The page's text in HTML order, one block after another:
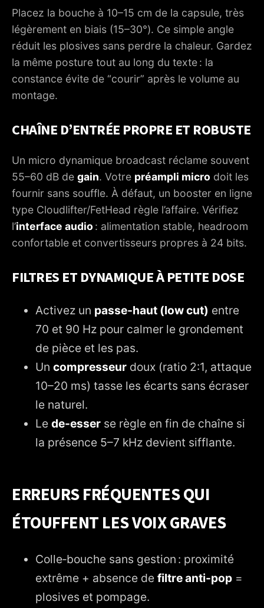
Placez la bouche à 10–15 cm de la capsule, très
légèrement en biais (15–30°). Ce simple angle
réduit les plosives sans perdre la chaleur. Gardez
la même posture tout au long du texte : la
constance évite de “courir” après le volume au
montage.
CHAÎNE D’ENTRÉE PROPRE ET ROBUSTE
Un micro dynamique broadcast réclame souvent
55–60 dB de gain. Votre préampli micro doit les
fournir sans souffle. À défaut, un booster en ligne
type Cloudlifter/FetHead règle l’affaire. Vérifiez
l’interface audio : alimentation stable, headroom
confortable et convertisseurs propres à 24 bits.
FILTRES ET DYNAMIQUE À PETITE DOSE
Activez un passe-haut (low cut) entre
70 et 90 Hz pour calmer le grondement
de pièce et les pas.
Un compresseur doux (ratio 2:1, attaque
10–20 ms) tasse les écarts sans écraser
le naturel.
Le de-esser se règle en fin de chaîne si
la présence 5–7 kHz devient sifflante.
ERREURS FRÉQUENTES QUI
ÉTOUFFENT LES VOIX GRAVES
Colle‑bouche sans gestion : proximité
extrême + absence de filtre anti-pop =
plosives et pompage.